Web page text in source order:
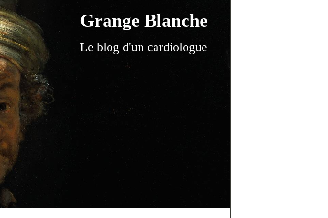
Grange Blanche
Le blog d'un cardiologue